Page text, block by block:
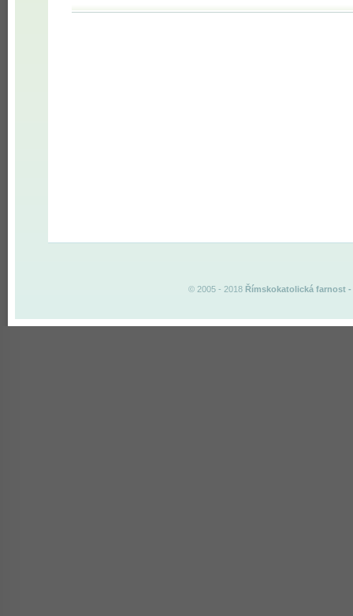
© 2005 - 2018 Římskokatolická farnost -